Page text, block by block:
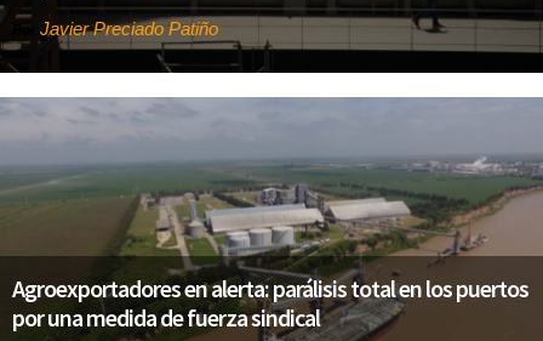
Javier Preciado Patiño
Agroexportadores en alerta: parálisis total en los puertos
por una medida de fuerza sindical